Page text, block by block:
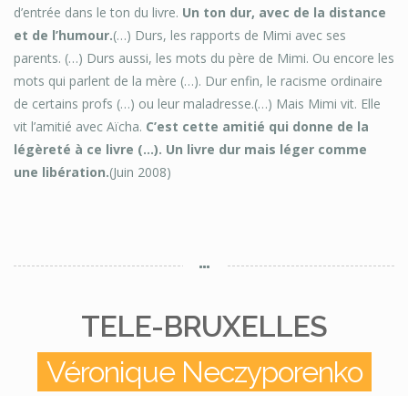
d’entrée dans le ton du livre. Un ton dur, avec de la distance
et de l’humour.(…) Durs, les rapports de Mimi avec ses
parents. (…) Durs aussi, les mots du père de Mimi. Ou encore les
mots qui parlent de la mère (…). Dur enfin, le racisme ordinaire
de certains profs (…) ou leur maladresse.(…) Mais Mimi vit. Elle
vit l’amitié avec Aïcha. C’est cette amitié qui donne de la
légèreté à ce livre (…). Un livre dur mais léger comme
une libération.(Juin 2008)
TELE-BRUXELLES
Véronique Neczyporenko